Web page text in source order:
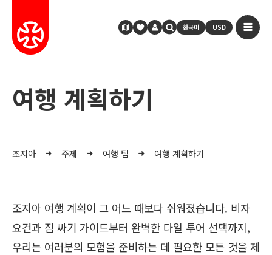
한국어 USD
여행 계획하기
조지아 주제 여행 팁 여행 계획하기
조지아 여행 계획이 그 어느 때보다 쉬워졌습니다. 비자
요건과 짐 싸기 가이드부터 완벽한 다일 투어 선택까지,
우리는 여러분의 모험을 준비하는 데 필요한 모든 것을 제